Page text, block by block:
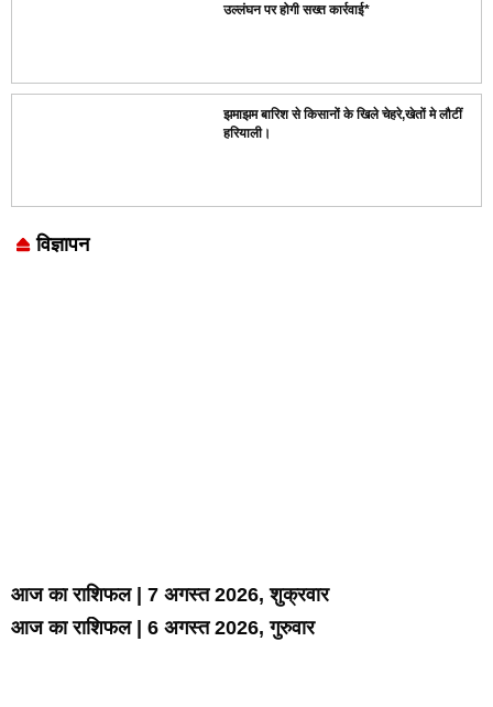
उल्लंघन पर होगी सख्त कार्रवाई*
झमाझम बारिश से किसानों के खिले चेहरे,खेतों मे लौटीं
हरियाली।
विज्ञापन
आज का राशिफल | 7 अगस्त 2026, शुक्रवार
आज का राशिफल | 6 अगस्त 2026, गुरुवार